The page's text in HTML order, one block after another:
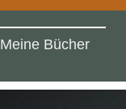
Meine Bücher